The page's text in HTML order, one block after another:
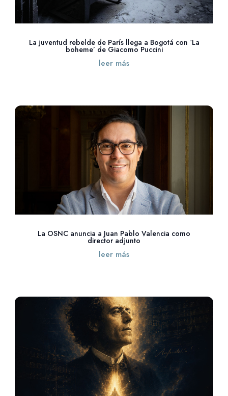
La juventud rebelde de París llega a Bogotá con ‘La
boheme’ de Giacomo Puccini
leer más
La OSNC anuncia a Juan Pablo Valencia como
director adjunto
leer más